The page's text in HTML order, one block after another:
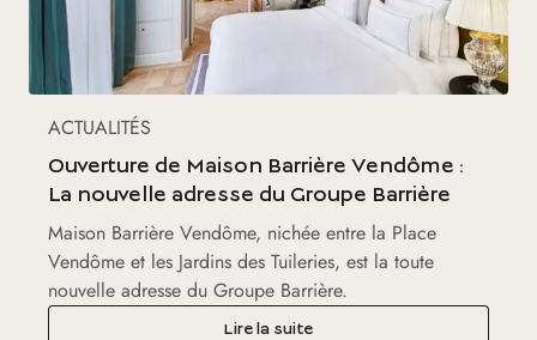
ACTUALITÉS
Ouverture de Maison Barrière Vendôme :
La nouvelle adresse du Groupe Barrière
Maison Barrière Vendôme, nichée entre la Place
Vendôme et les Jardins des Tuileries, est la toute
nouvelle adresse du Groupe Barrière.
Lire la suite